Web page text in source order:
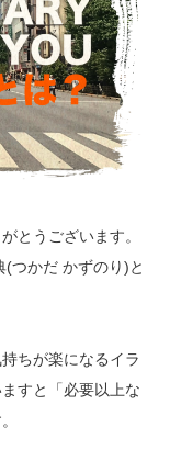
とうございます。
つかだ かずのり)と
ちが楽になるイラ
すと「必要以上な